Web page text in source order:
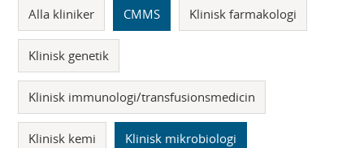
Alla kliniker CMMS Klinisk farmakologi
Klinisk genetik
Klinisk immunologi/transfusionsmedicin
Klinisk kemi Klinisk mikrobiologi